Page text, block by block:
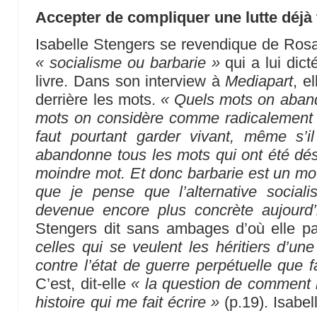
Accepter de compliquer une lutte
Isabelle Stengers se revendique de
« socialisme ou barbarie »qui a lui
livre. Dans son interview àMediapart,
derrière les mots. « Quels mots on
mots on considère comme
faut pourtant garder vivant, même
abandonne tous les mots qui ont été
moindre mot. Et donc barbarie est un
que je pense que l’alternative
devenue encore plus concrète
Stengers dit sans ambages d’où elle
celles qui se veulent les héritiers
contre l’état de guerre perpétuelle que
C’est, dit-elle « la question de comment
histoire qui me fait écrire » (p.19).